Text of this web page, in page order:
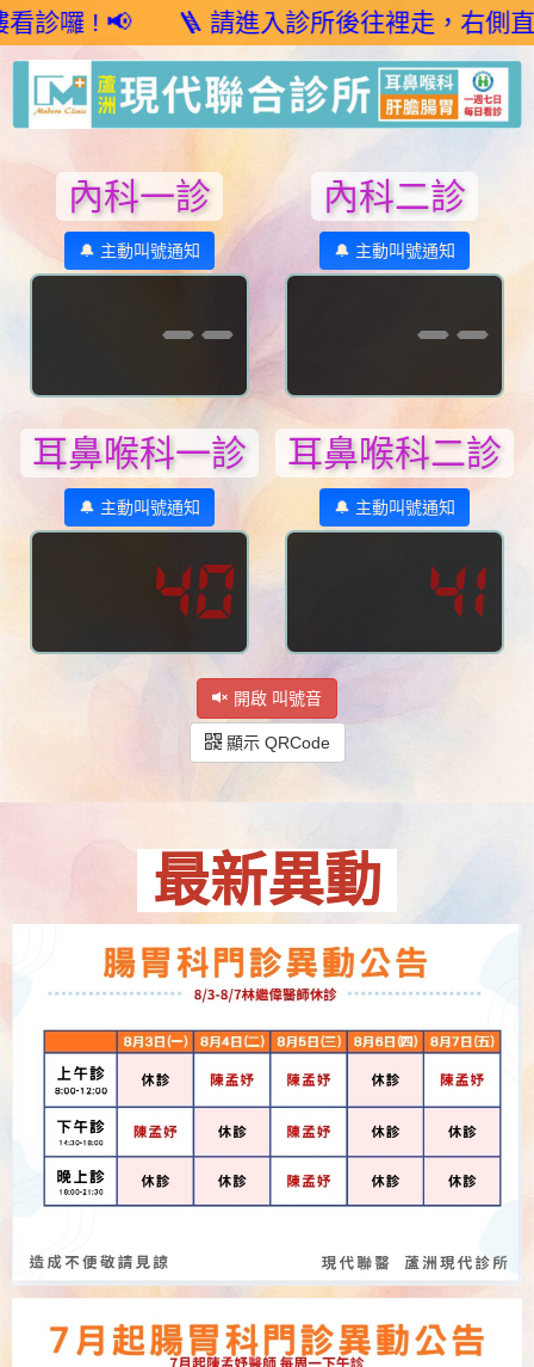
! 📢 🪜 請進入診所後往裡走，右側直接
內科一診
🔔 主動叫號通知
--
內科二診
🔔 主動叫號通知
--
耳鼻喉科一診
🔔 主動叫號通知
40
耳鼻喉科二診
🔔 主動叫號通知
41
開啟 叫號音
顯示 QRCode
最新異動